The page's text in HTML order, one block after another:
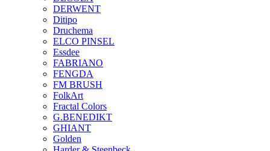
DERWENT
Ditipo
Druchema
ELCO PINSEL
Essdee
FABRIANO
FENGDA
FM BRUSH
FolkArt
Fractal Colors
G.BENEDIKT
GHIANT
Golden